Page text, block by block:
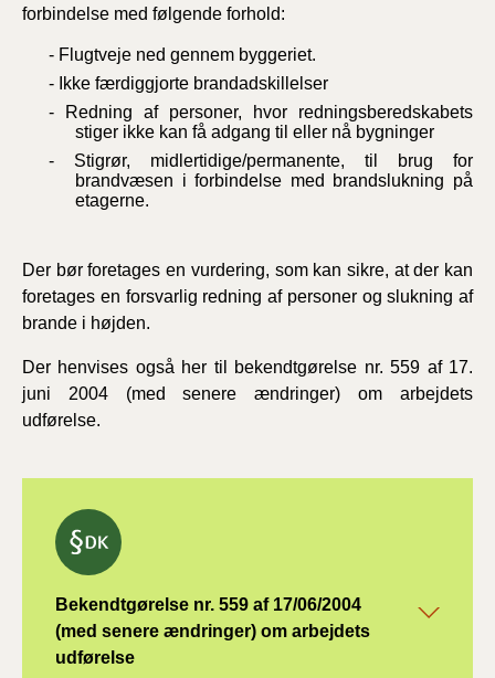
forbindelse med følgende forhold:
- Flugtveje ned gennem byggeriet.
- Ikke færdiggjorte brandadskillelser
- Redning af personer, hvor redningsberedskabets
stiger ikke kan få adgang til eller nå bygninger
- Stigrør, midlertidige/permanente, til brug for
brandvæsen i forbindelse med brandslukning på
etagerne.
Der bør foretages en vurdering, som kan sikre, at der kan
foretages en forsvarlig redning af personer og slukning af
brande i højden.
Der henvises også her til bekendtgørelse nr. 559 af 17.
juni 2004 (med senere ændringer) om arbejdets
udførelse.
Bekendtgørelse nr. 559 af 17/06/2004
(med senere ændringer) om arbejdets
udførelse